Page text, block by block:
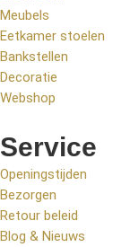
Meubels
Eetkamer stoelen
Bankstellen
Decoratie
Webshop
Service
Openingstijden
Bezorgen
Retour beleid
Blog & Nieuws